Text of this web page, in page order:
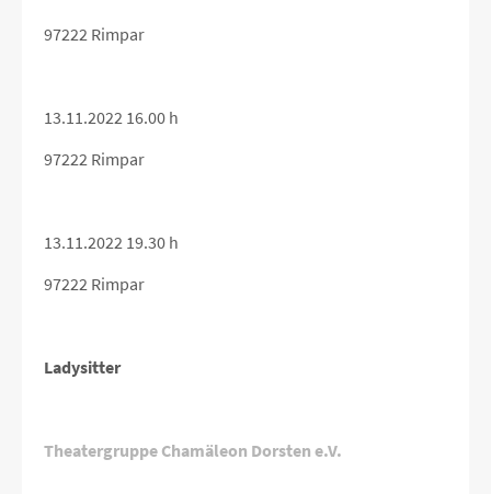
97222 Rimpar
13.11.2022 16.00 h
97222 Rimpar
13.11.2022 19.30 h
97222 Rimpar
Ladysitter
Theatergruppe Chamäleon Dorsten e.V.